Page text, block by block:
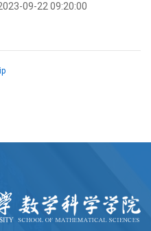
09-22 09:20:00